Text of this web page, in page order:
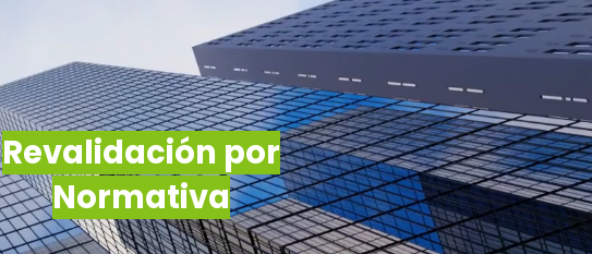
Revalidación por
Normativa